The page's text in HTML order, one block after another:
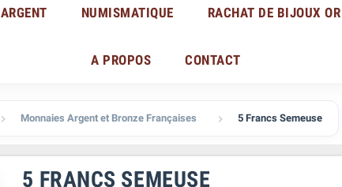
ARGENT NUMISMATIQUE RACHAT DE BIJOUX OR
A PROPOS CONTACT
 Monnaies Argent et Bronze Françaises  5 Francs Semeuse
5 FRANCS SEMEUSE